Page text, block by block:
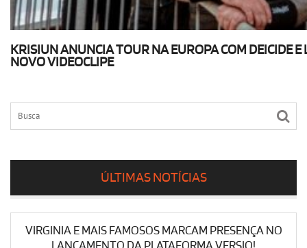
KRISIUN ANUNCIA TOUR NA EUROPA COM DEICIDE E
NOVO VIDEOCLIPE
ÚLTIMAS NOTÍCIAS
VIRGINIA E MAIS FAMOSOS MARCAM PRESENÇA NO